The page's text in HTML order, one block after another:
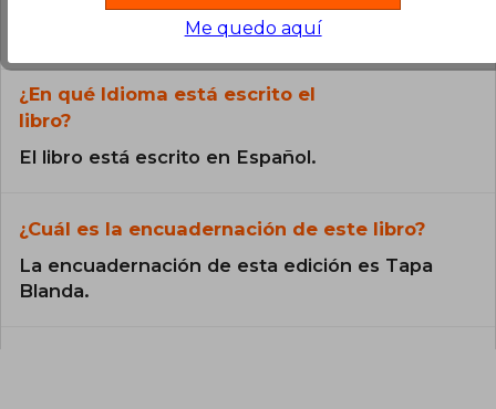
Todos los libros de nuestro
catálogo son Originales.
¿En qué Idioma está escrito el
libro?
El libro está escrito en Español.
¿Cuál es la encuadernación de este libro?
La encuadernación de esta edición es Tapa
Blanda.
Me quedo aquí